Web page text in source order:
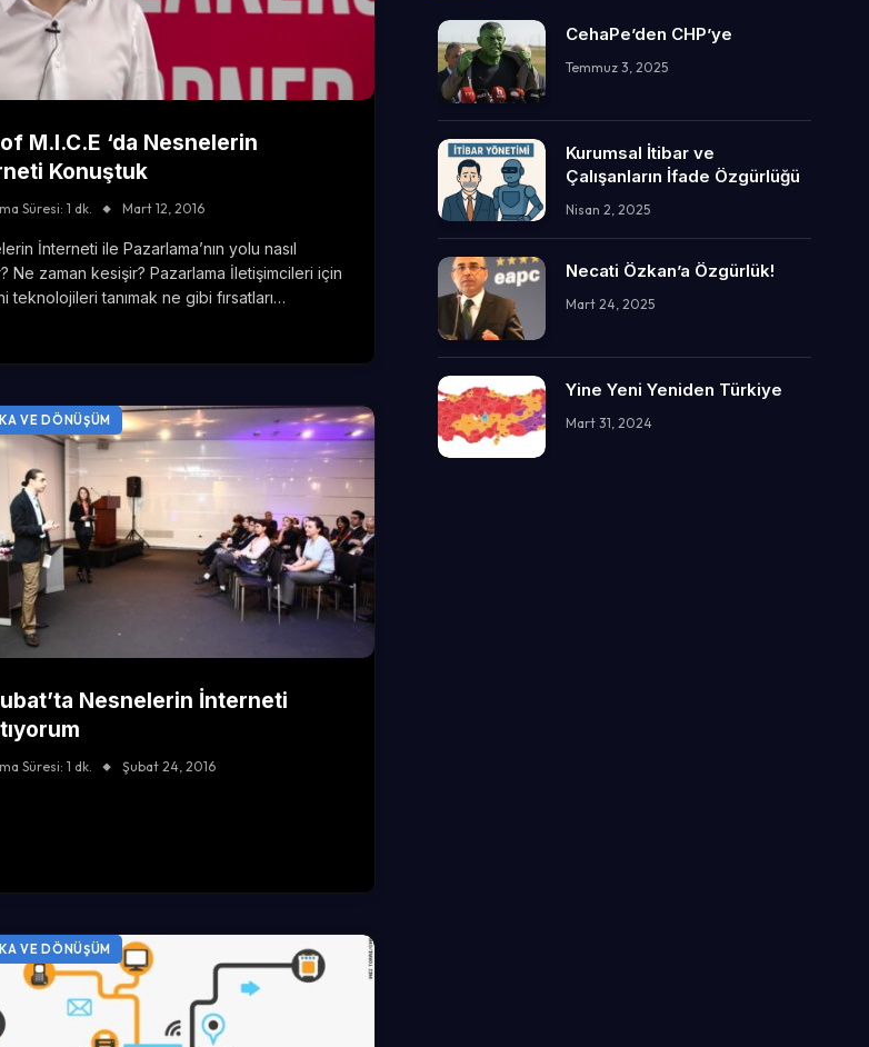
M.I.C.E ‘da Nesnelerin
Konuştuk
Süresi: 1 dk. Mart 12, 2016
İnterneti ile Pazarlama’nın yolu nasıl
Ne zaman kesişir? Pazarlama İletişimcileri için
teknolojileri tanımak ne gibi fırsatları…
VE DÖNÜŞÜM
Nesnelerin İnterneti
Süresi: 1 dk. Şubat 24, 2016
VE DÖNÜŞÜM
CehaPe’den CHP’ye
Temmuz 3, 2025
Kurumsal İtibar ve
Çalışanların İfade Özgürlüğü
Nisan 2, 2025
Necati Özkan’a Özgürlük!
Mart 24, 2025
Yine Yeni Yeniden Türkiye
Mart 31, 2024